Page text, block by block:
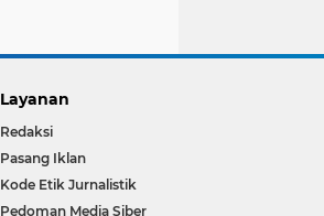
Layanan
Redaksi
Pasang Iklan
Kode Etik Jurnalistik
Pedoman Media Siber